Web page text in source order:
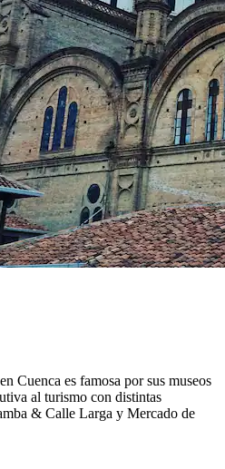
Cuenca es famosa por sus museos
al turismo con distintas
& Calle Larga y Mercado de